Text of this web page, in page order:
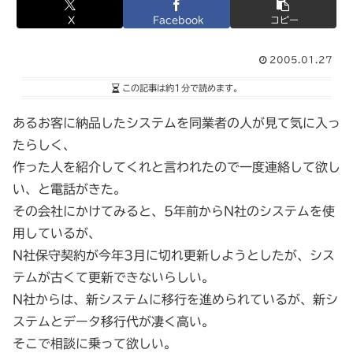
X Facebook コピー
2005.01.27
この記事は約1分で読めます。
あるお客に納品したシステムを同業者の人が見て気に入っ
たらしく、
作った人を紹介してくれと言われたので一度連絡して欲し
い、と電話がきた。
その会社にかけてみると、5年前からN社のシステムを使
用しているが、
N社保守契約が今年3月に切れ更新しようとしたが、シス
テムが古くて更新できないらしい。
N社からは、新システムに移行を進められているが、新シ
ステムとデータ移行代が凄く高い。
そこで相談に乗って欲しい。